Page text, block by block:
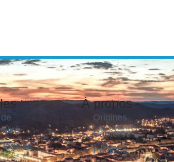
légales
À propos
Origines
Carrières
Publicité